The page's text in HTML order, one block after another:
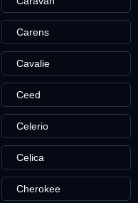
Carens
Cavalie
Ceed
Celerio
Celica
Cherokee